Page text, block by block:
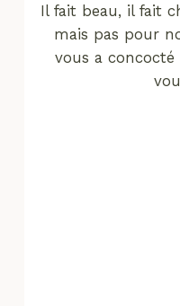
Il fait beau, il fait
mais pas pour
vous a